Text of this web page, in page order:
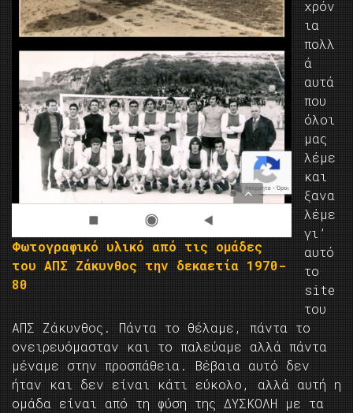
Φωτογραφικό υλικό από τις ομάδες
του ΑΠΣ Ζάκυνθος την δεκαετία 1970-
80
χρόν
ια
πολλ
ά
αυτά
που
όλοι
μας
λέμε
και
ξανα
λέμε
γι’
αυτό
το
site
του
ΑΠΣ Ζάκυνθος. Πάντα το θέλαμε, πάντα το
ονειρευόμασταν και το παλεύαμε αλλά πάντα
μέναμε στην προσπάθεια. Βέβαια αυτό δεν
ήταν και δεν είναι κάτι εύκολο, αλλά αυτή η
ομάδα είναι από τη φύση της ΔΥΣΚΟΛΗ με τα